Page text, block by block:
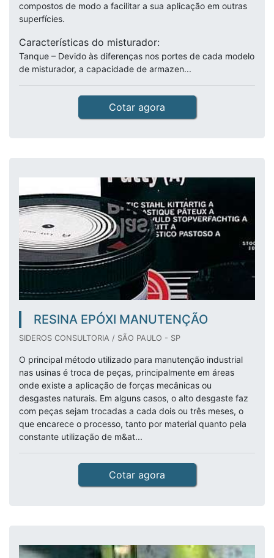
compostos de modo a facilitar a sua aplicação em outras
superfícies.
Características do misturador:
Tanque – Devido às diferenças nos portes de cada modelo
de misturador, a capacidade de armazen...
Cotar agora
RESINA EPÓXI MANUTENÇÃO
SIDEROS CONSULTORIA / SÃO PAULO - SP
O principal método utilizado para manutenção industrial
nas usinas é troca de peças, principalmente em áreas
onde existe a aplicação de forças mecânicas ou
desgastes naturais. Em alguns casos, o alto desgaste faz
com peças sejam trocadas a cada dois ou três meses, o
que encarece o processo, tanto por material quanto pela
constante utilização de m&at...
Cotar agora